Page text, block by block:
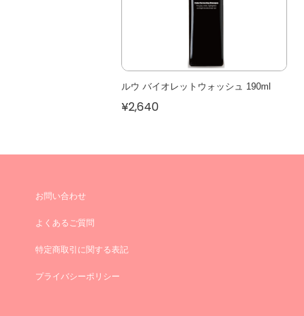
ルウ バイオレットウォッシュ 190ml
¥2,640
お問い合わせ
よくあるご質問
特定商取引に関する表記
プライバシーポリシー